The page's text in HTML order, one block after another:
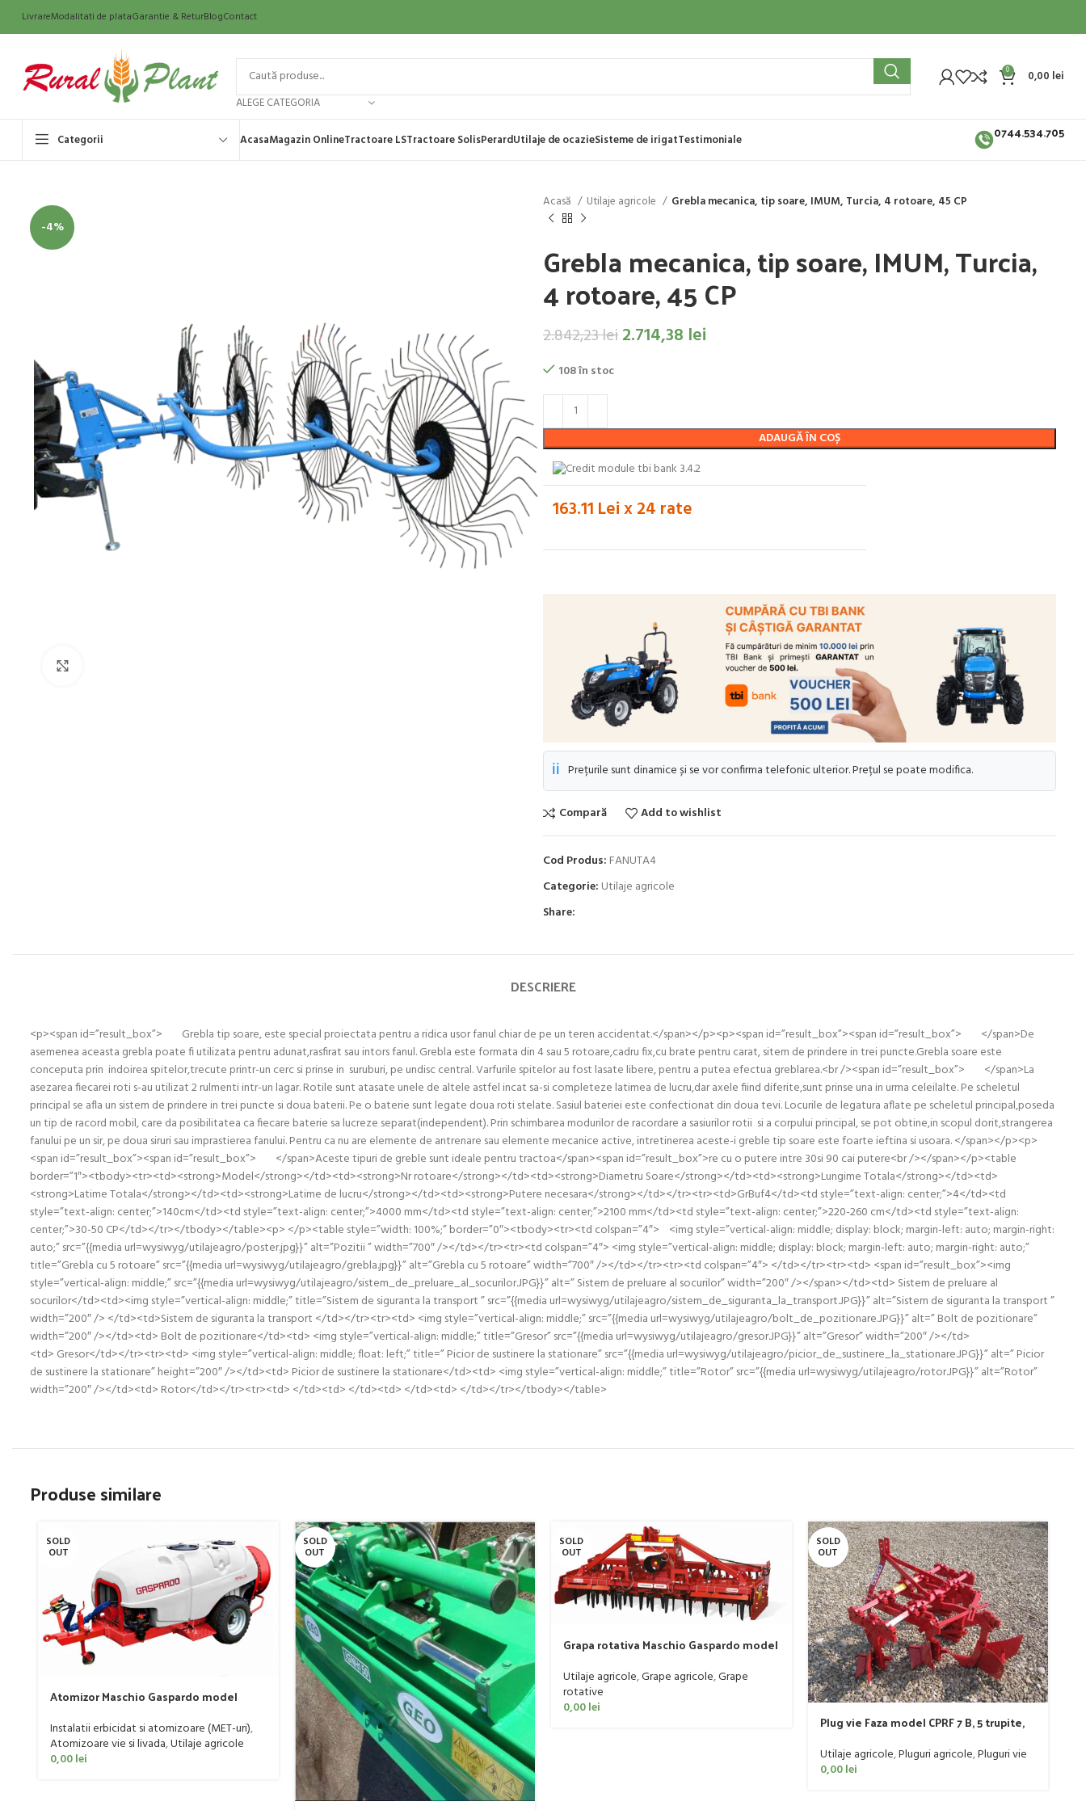
LivrareModalitati de plataGarantie & ReturBlogContact
ALEGE CATEGORIA
0 0,00 lei
Categorii AcasaMagazin OnlineTractoare LSTractoare SolisPerardUtilaje de ocazieSisteme de irigatTestimoniale 0744.534.705
-4%
Acasă Utilaje agricole Grebla mecanica, tip soare, IMUM, Turcia, 4 rotoare, 45 CP
Grebla mecanica, tip soare, IMUM, Turcia,
4 rotoare, 45 CP
2.842,23lei2.714,38 lei
108 în stoc
ADAUGĂ ÎN COȘ
163.11 Lei x 24 rate
ℹ️ Prețurile sunt dinamice și se vor confirma telefonic ulterior. Prețul se poate modifica.
Compară Add to wishlist
Cod Produs: FANUTA4
Categorie: Utilaje agricole
Share:
DESCRIERE
<p><span id=”result_box”> Grebla tip soare, este special proiectata pentru a ridica usor fanul chiar de pe un teren accidentat.</span></p><p><span id=”result_box”><span id=”result_box”> </span>De
asemenea aceasta grebla poate fi utilizata pentru adunat,rasfirat sau intors fanul. Grebla este formata din 4 sau 5 rotoare,cadru fix,cu brate pentru carat, sitem de prindere in trei puncte.Grebla soare este
conceputa prin indoirea spitelor,trecute printr-un cerc si prinse in suruburi, pe undisc central. Varfurile spitelor au fost lasate libere, pentru a putea efectua greblarea.<br /><span id=”result_box”> </span>La
asezarea fiecarei roti s-au utilizat 2 rulmenti intr-un lagar. Rotile sunt atasate unele de altele astfel incat sa-si completeze latimea de lucru,dar axele fiind diferite,sunt prinse una in urma celeilalte. Pe scheletul
principal se afla un sistem de prindere in trei puncte si doua baterii. Pe o baterie sunt legate doua roti stelate. Sasiul bateriei este confectionat din doua tevi. Locurile de legatura aflate pe scheletul principal,poseda
un tip de racord mobil, care da posibilitatea ca fiecare baterie sa lucreze separat(independent). Prin schimbarea modurilor de racordare a sasiurilor rotii si a corpului principal, se pot obtine,in scopul dorit,strangerea
fanului pe un sir, pe doua siruri sau imprastierea fanului. Pentru ca nu are elemente de antrenare sau elemente mecanice active, intretinerea aceste-i greble tip soare este foarte ieftina si usoara. </span></p><p>
<span id=”result_box”><span id=”result_box”> </span>Aceste tipuri de greble sunt ideale pentru tractoa</span><span id=”result_box”>re cu o putere intre 30si 90 cai putere<br /></span></p><table
border=”1″><tbody><tr><td><strong>Model</strong></td><td><strong>Nr rotoare</strong></td><td><strong>Diametru Soare</strong></td><td><strong>Lungime Totala</strong></td><td>
<strong>Latime Totala</strong></td><td><strong>Latime de lucru</strong></td><td><strong>Putere necesara</strong></td></tr><tr><td>GrBuf4</td><td style=”text-align: center;”>4</td><td
style=”text-align: center;”>140cm</td><td style=”text-align: center;”>4000 mm</td><td style=”text-align: center;”>2100 mm</td><td style=”text-align: center;”>220-260 cm</td><td style=”text-align:
center;”>30-50 CP</td></tr></tbody></table><p> </p><table style=”width: 100%;” border=”0″><tbody><tr><td colspan=”4″> <img style=”vertical-align: middle; display: block; margin-left: auto; margin-right:
auto;” src=”{{media url=wysiwyg/utilajeagro/poster.jpg}}” alt=”Pozitii ” width=”700″ /></td></tr><tr><td colspan=”4″> <img style=”vertical-align: middle; display: block; margin-left: auto; margin-right: auto;”
title=”Grebla cu 5 rotoare” src=”{{media url=wysiwyg/utilajeagro/grebla.jpg}}” alt=”Grebla cu 5 rotoare” width=”700″ /></td></tr><tr><td colspan=”4″> </td></tr><tr><td> <span id=”result_box”><img
style=”vertical-align: middle;” src=”{{media url=wysiwyg/utilajeagro/sistem_de_preluare_al_socurilor.JPG}}” alt=” Sistem de preluare al socurilor” width=”200″ /></span></td><td> Sistem de preluare al
socurilor</td><td><img style=”vertical-align: middle;” title=”Sistem de siguranta la transport ” src=”{{media url=wysiwyg/utilajeagro/sistem_de_siguranta_la_transport.JPG}}” alt=”Sistem de siguranta la transport ”
width=”200″ /> </td><td>Sistem de siguranta la transport </td></tr><tr><td> <img style=”vertical-align: middle;” src=”{{media url=wysiwyg/utilajeagro/bolt_de_pozitionare.JPG}}” alt=” Bolt de pozitionare”
width=”200″ /></td><td> Bolt de pozitionare</td><td> <img style=”vertical-align: middle;” title=”Gresor” src=”{{media url=wysiwyg/utilajeagro/gresor.JPG}}” alt=”Gresor” width=”200″ /></td>
<td> Gresor</td></tr><tr><td> <img style=”vertical-align: middle; float: left;” title=” Picior de sustinere la stationare” src=”{{media url=wysiwyg/utilajeagro/picior_de_sustinere_la_stationare.JPG}}” alt=” Picior
de sustinere la stationare” height=”200″ /></td><td> Picior de sustinere la stationare</td><td> <img style=”vertical-align: middle;” title=”Rotor” src=”{{media url=wysiwyg/utilajeagro/rotor.JPG}}” alt=”Rotor”
width=”200″ /></td><td> Rotor</td></tr><tr><td> </td><td> </td><td> </td><td> </td></tr></tbody></table>
Produse similare
SOLD
OUT
Atomizor Maschio Gaspardo model
Instalatii erbicidat si atomizoare (MET-uri),
Atomizoare vie si livada,Utilaje agricole
0,00lei
SOLD
OUT
SOLD
OUT
Grapa rotativa Maschio Gaspardo model
Utilaje agricole,Grape agricole,Grape
rotative
0,00lei
SOLD
OUT
Plug vie Faza model CPRF 7 B, 5 trupite,
Utilaje agricole,Pluguri agricole,Pluguri vie
0,00lei